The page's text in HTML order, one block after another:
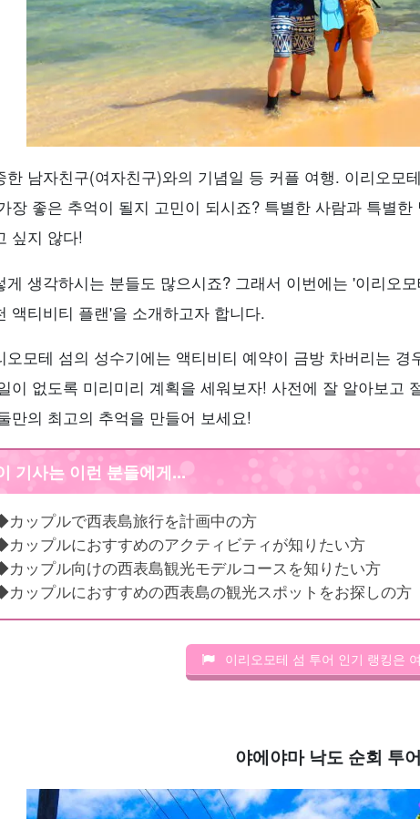
한 남자친구(여자친구)와의 기념일 등 커플 여행. 이리오모
장 좋은 추억이 될지 고민이 되시죠? 특별한 사람과 특별
싶지 않다!
게 생각하시는 분들도 많으시죠? 그래서 이번에는 '이리오
액티비티 플랜'을 소개하고자 합니다.
오모테 섬의 성수기에는 액티비티 예약이 금방 차버리는
이 없도록 미리미리 계획을 세워보자! 사전에 잘 알아보고
만의 최고의 추억을 만들어 보세요!
기사는 이런 분들에게...
ップルで西表島旅行を計画中の方
ップルにおすすめのアクティビティが知りたい方
ップル向けの西表島観光モデルコースを知りたい方
ップルにおすすめの西表島の観光スポットをお探しの方
이리오모테 섬 투어 인기 랭킹은
야에야마 낙도 순회 투어